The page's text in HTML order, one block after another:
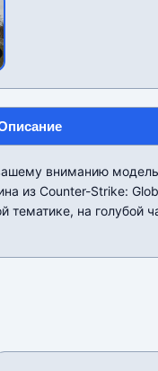
вниманию
из Counter-Strike:
тематике, на голубой